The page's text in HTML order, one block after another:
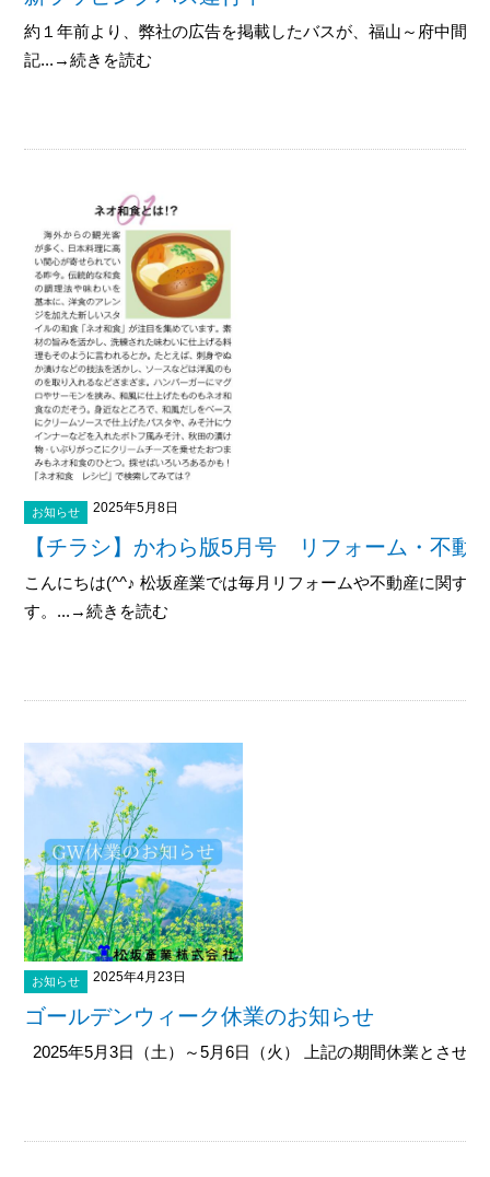
約１年前より、弊社の広告を掲載したバスが、福山～府中間
記...→続きを読む
お知らせ 2025年5月8日
【チラシ】かわら版5月号 リフォーム・不動
こんにちは(^^♪ 松坂産業では毎月リフォームや不動産に関す
す。...→続きを読む
お知らせ 2025年4月23日
ゴールデンウィーク休業のお知らせ
2025年5月3日（土）～5月6日（火） 上記の期間休業とさせ